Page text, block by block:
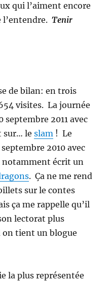
qui l’aiment encore
l’entendre.Tenir
de bilan: en trois
visites. La journée
septembre 2011 avec
sur… leslam ! Le
2010 avec
notamment écrit un
. Ça ne me rend
sur le contes
ça me rappelle qu’il
lectorat plus
on tient un blogue
la plus représentée